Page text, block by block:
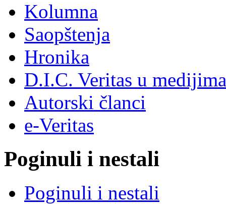
Kolumna
Saopštenja
Hronika
D.I.C. Veritas u medijima
Autorski članci
e-Veritas
Poginuli i nestali
Poginuli i nestali